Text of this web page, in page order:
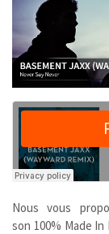
Nous vous
son 100% Made In